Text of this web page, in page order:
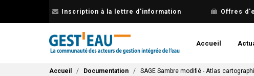
Inscription à la lettre d'information Offres
Accueil
Fil d'Ariane
Accueil Documentation SAGE Sambre modifié - Atlas